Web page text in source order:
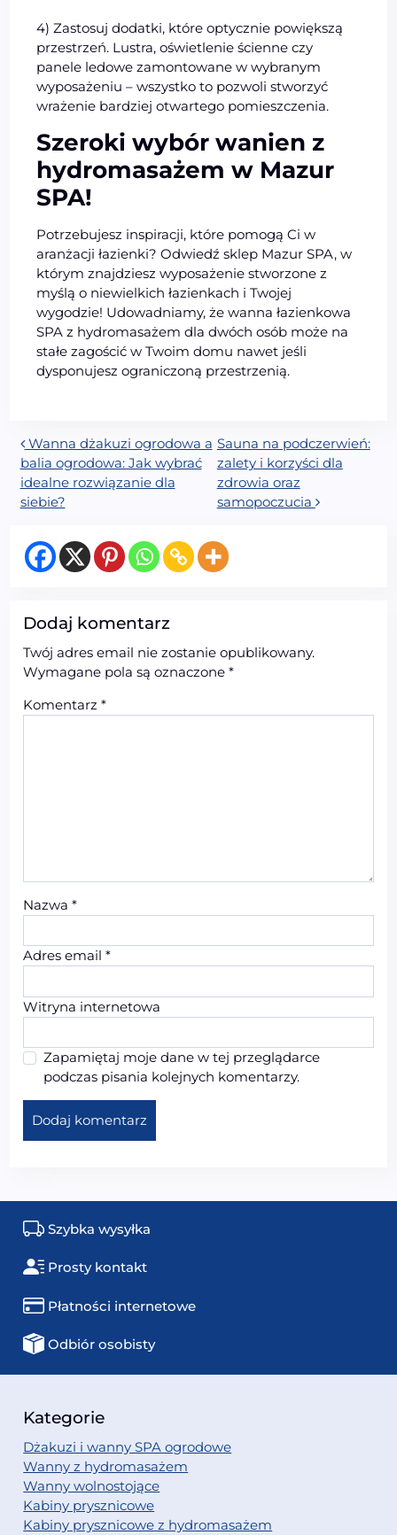
4) Zastosuj dodatki, które optycznie powiększą
przestrzeń. Lustra, oświetlenie ścienne czy
panele ledowe zamontowane w wybranym
wyposażeniu – wszystko to pozwoli stworzyć
wrażenie bardziej otwartego pomieszczenia.
Szeroki wybór wanien z
hydromasażem w Mazur
SPA!
Potrzebujesz inspiracji, które pomogą Ci w
aranżacji łazienki? Odwiedź sklep Mazur SPA, w
którym znajdziesz wyposażenie stworzone z
myślą o niewielkich łazienkach i Twojej
wygodzie! Udowadniamy, że wanna łazienkowa
SPA z hydromasażem dla dwóch osób może na
stałe zagościć w Twoim domu nawet jeśli
dysponujesz ograniczoną przestrzenią.
Nawigacja wpisu
Wanna dżakuzi ogrodowa a
balia ogrodowa: Jak wybrać
idealne rozwiązanie dla
siebie?
Sauna na podczerwień:
zalety i korzyści dla
zdrowia oraz
samopoczucia
Dodaj komentarz
Twój adres email nie zostanie opublikowany.
Wymagane pola są oznaczone*
Komentarz*
Nazwa*
Adres email*
Witryna internetowa
Zapamiętaj moje dane w tej przeglądarce
podczas pisania kolejnych komentarzy.
Szybka wysyłka
Prosty kontakt
Płatności internetowe
Odbiór osobisty
Kategorie
Dżakuzi i wanny SPA ogrodowe
Wanny z hydromasażem
Wanny wolnostojące
Kabiny prysznicowe
Kabiny prysznicowe z hydromasażem